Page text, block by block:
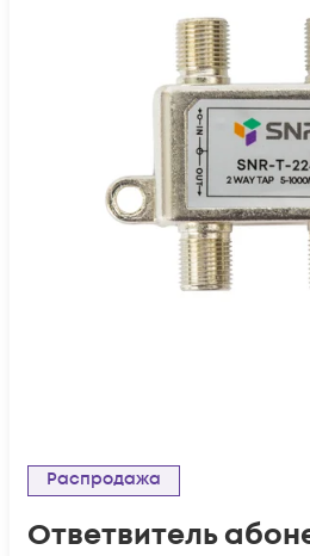
Распродажа
Ответвитель